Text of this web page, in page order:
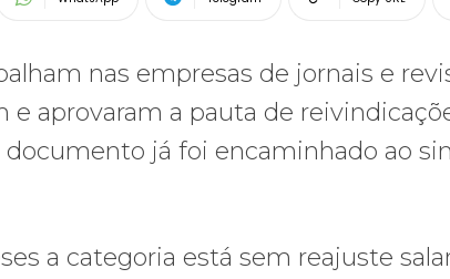
nas empresas de jornais e
e aprovaram a pauta de
documento já foi encaminhado ao
a categoria está sem reajuste